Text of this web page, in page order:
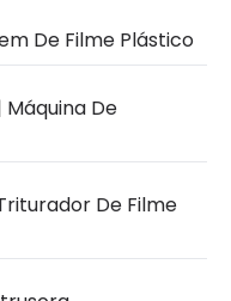
De Filme Plástico
De
De Filme